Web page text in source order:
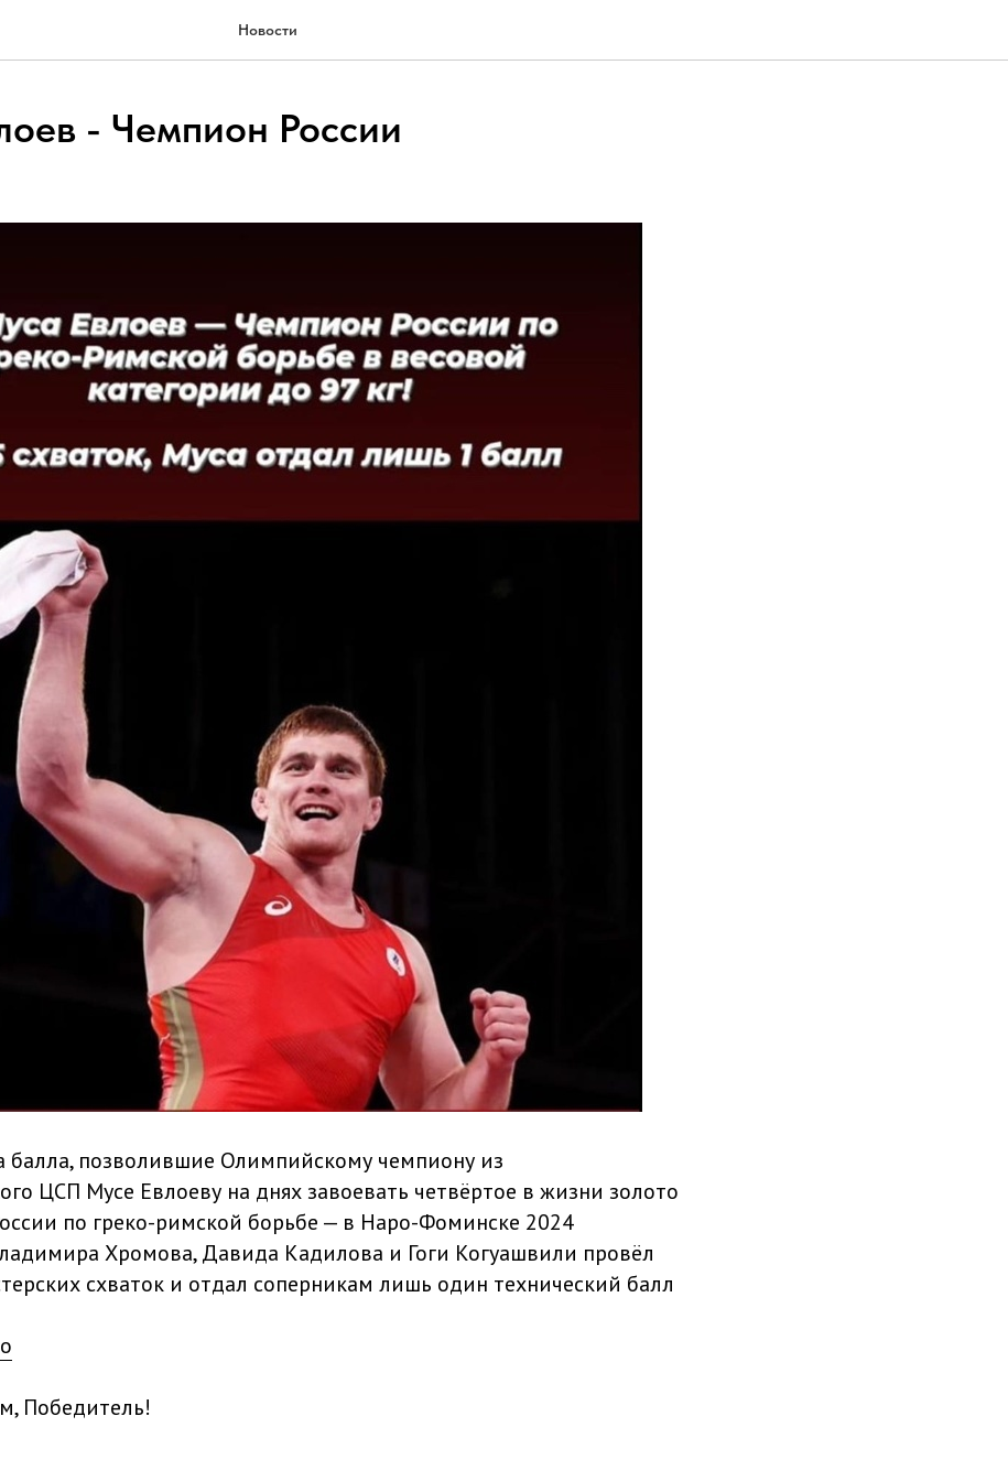
Новости
- Чемпион России
балла, позволившие Олимпийскому чемпиону из
ЦСП Мусе Евлоеву на днях завоевать четвёртое в жизни золото
по греко-римской борьбе — в Наро-Фоминске 2024
Хромова, Давида Кадилова и Гоги Когуашвили провёл
схваток и отдал соперникам лишь один технический балл
Победитель!